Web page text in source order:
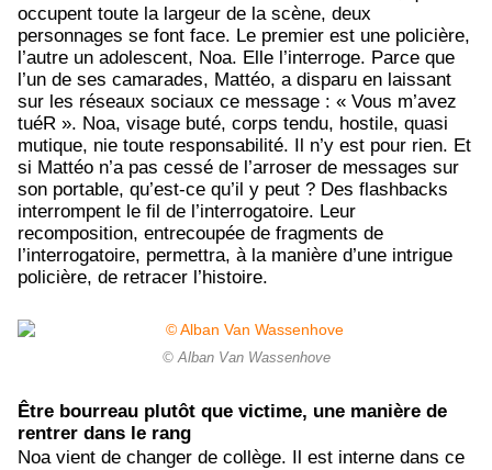
occupent toute la largeur de la scène, deux
personnages se font face. Le premier est une policière,
l’autre un adolescent, Noa. Elle l’interroge. Parce que
l’un de ses camarades, Mattéo, a disparu en laissant
sur les réseaux sociaux ce message : « Vous m’avez
tuéR ». Noa, visage buté, corps tendu, hostile, quasi
mutique, nie toute responsabilité. Il n’y est pour rien. Et
si Mattéo n’a pas cessé de l’arroser de messages sur
son portable, qu’est-ce qu’il y peut ? Des flashbacks
interrompent le fil de l’interrogatoire. Leur
recomposition, entrecoupée de fragments de
l’interrogatoire, permettra, à la manière d’une intrigue
policière, de retracer l’histoire.
© Alban Van Wassenhove
Être bourreau plutôt que victime, une manière de
rentrer dans le rang
Noa vient de changer de collège. Il est interne dans ce